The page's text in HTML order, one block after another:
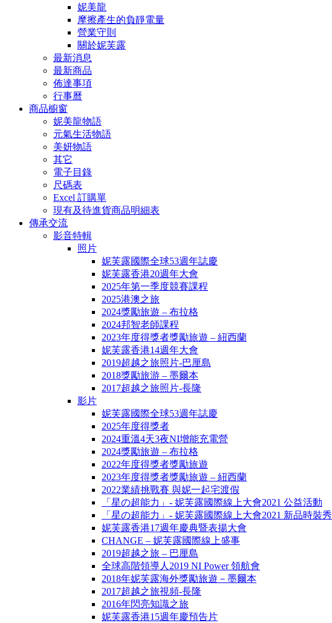
妮美龍
摩擦產生的負靜電量
營業守則
關於妮芙露
最新消息
最新商品
佈達事項
行事曆
商品櫥窗
妮美龍物語
元氣生活物語
美妍物語
其它
電子目錄
尺碼表
Excel 訂購單
現有及待進貨商品明細表
傳承交流
影音特輯
照片
妮芙露國際全球53週年誌慶
妮芙露香港20週年大會
2025年第一季度競賽課程
2025港澳之旅
2024獎勵旅遊 – 布拉格
2024邦智老師課程
2023年度得獎者獎勵旅遊 – 紐西蘭
妮芙露香港14週年大會
2019超越之旅照片-巴厘島
2018獎勵旅游 – 墨爾本
2017超越之旅照片-長隆
影片
妮芙露國際全球53週年誌慶
2025年度得獎者
2024重溫4天3夜NI增能充電營
2024獎勵旅遊 – 布拉格
2022年度得獎者獎勵旅遊
2023年度得獎者獎勵旅遊 – 紐西蘭
2022業績挑戰賽 與妮一起宅渡假
「星の超能力」- 妮芙露國際線上大會2021 公益活動
「星の超能力」- 妮芙露國際線上大會2021 新品時裝秀
妮芙露香港17週年慶典暨表揚大會
CHANGE – 妮芙露國際線上盛事
2019超越之旅 – 巴厘島
全球高階領導人2019 NI Power 領航會
2018年妮芙露海外獎勵旅遊－墨爾本
2017超越之旅視頻-長隆
2016年閃亮知識之旅
妮芙露香港15週年慶預告片